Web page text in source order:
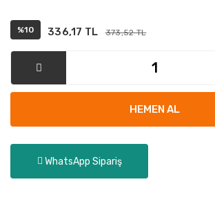
%10 336,17 TL 373,52 TL
HEMEN AL
WhatsApp Sipariş